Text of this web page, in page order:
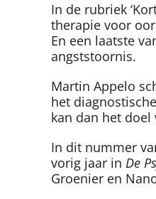
In de rubriek
therapie voor
En een laatste
angststoornis.
Martin Appelo
het
kan dan het
In dit nummer
vorig jaar in De
Groenier en